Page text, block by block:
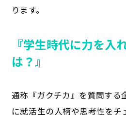
ります。
『学生時代に力を入
は？』
通称『ガクチカ』を質問する
に就活生の人柄や思考性をチ